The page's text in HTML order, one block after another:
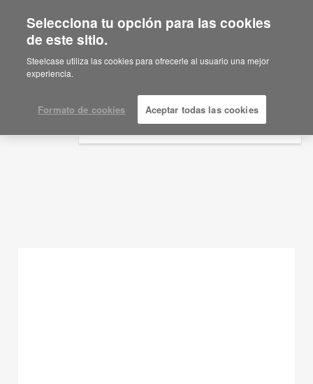
Are you in United States?
Would you like to see Products we sell in
your region?
English
Español
Ideas de planificación
Selecciona tu opción para las cookies
de este sitio.
Steelcase utiliza las cookies para ofrecerle al usuario una mejor
experiencia.
Formato de cookies Aceptar todas las cookies